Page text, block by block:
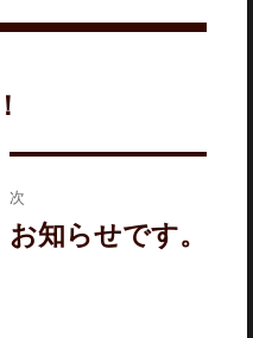
リ
次
次
の
お知らせです。